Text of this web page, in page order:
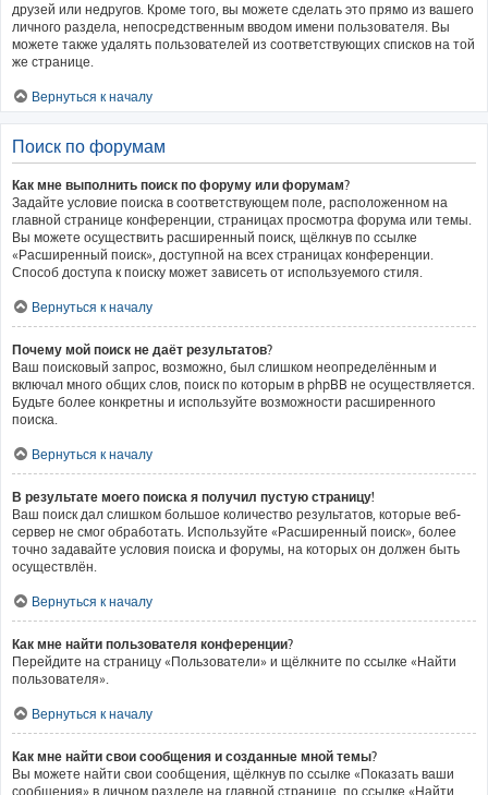
друзей или недругов. Кроме того, вы можете сделать это прямо из вашего
личного раздела, непосредственным вводом имени пользователя. Вы
можете также удалять пользователей из соответствующих списков на той
же странице.
Вернуться к началу
Поиск по форумам
Как мне выполнить поиск по форуму или форумам?
Задайте условие поиска в соответствующем поле, расположенном на
главной странице конференции, страницах просмотра форума или темы.
Вы можете осуществить расширенный поиск, щёлкнув по ссылке
«Расширенный поиск», доступной на всех страницах конференции.
Способ доступа к поиску может зависеть от используемого стиля.
Вернуться к началу
Почему мой поиск не даёт результатов?
Ваш поисковый запрос, возможно, был слишком неопределённым и
включал много общих слов, поиск по которым в phpBB не осуществляется.
Будьте более конкретны и используйте возможности расширенного
поиска.
Вернуться к началу
В результате моего поиска я получил пустую страницу!
Ваш поиск дал слишком большое количество результатов, которые веб-
сервер не смог обработать. Используйте «Расширенный поиск», более
точно задавайте условия поиска и форумы, на которых он должен быть
осуществлён.
Вернуться к началу
Как мне найти пользователя конференции?
Перейдите на страницу «Пользователи» и щёлкните по ссылке «Найти
пользователя».
Вернуться к началу
Как мне найти свои сообщения и созданные мной темы?
Вы можете найти свои сообщения, щёлкнув по ссылке «Показать ваши
сообщения» в личном разделе на главной странице, по ссылке «Найти